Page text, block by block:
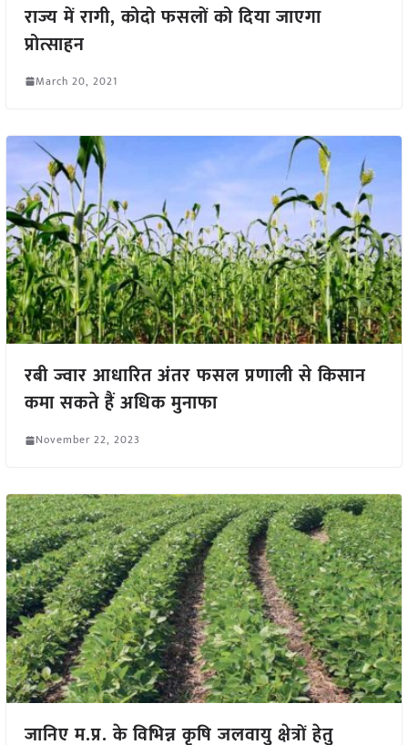
राज्य में रागी, कोदो फसलों को दिया जाएगा
प्रोत्साहन
March 20, 2021
रबी ज्वार आधारित अंतर फसल प्रणाली से किसान
कमा सकते हैं अधिक मुनाफा
November 22, 2023
जानिए म.प्र. के विभिन्न कृषि जलवायु क्षेत्रों हेतु